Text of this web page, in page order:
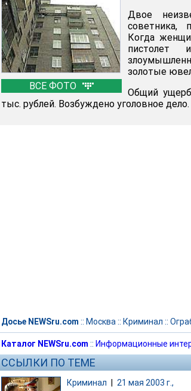
ВСЕ ФОТО
Двое
советника,
Когда
золотые
Общий
тыс. рублей. Возбуждено уголовное дело.
Досье NEWSru.com :: Москва :: Криминал ::
Каталог NEWSru.com :: Информационные
ССЫЛКИ ПО ТЕМЕ
Криминал 21 мая 2003 г.,